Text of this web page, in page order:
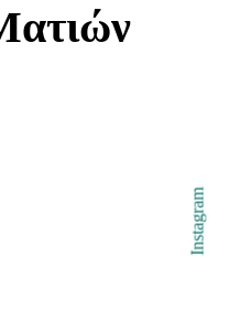
Instagram